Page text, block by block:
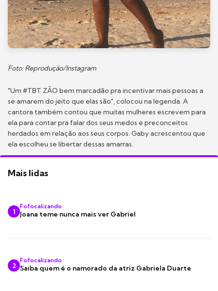
Foto: Reprodução/Instagram
"Um #TBT ZÃO bem marcadão pra incentivar mais pessoas a
se amarem do jeito que elas são", colocou na legenda. A
cantora também contou que muitas mulheres escrevem para
ela para contar pra falar dos seus medos e preconceitos
herdados em relação aos seus corpos. Gaby acrescentou que
ela escolheu se libertar dessas amarras.
Mais lidas
1
Fofocalizando
Joana teme nunca mais ver Gabriel
2
Fofocalizando
Saiba quem é o namorado da atriz Gabriela Duarte